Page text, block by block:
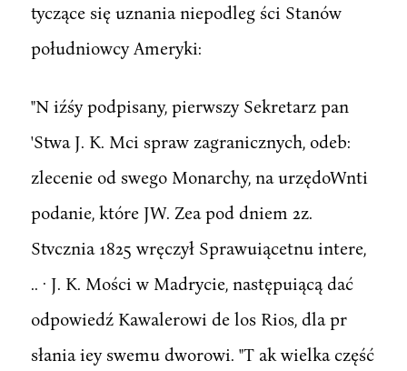
tyczące się uznania niepodleg ści Stanów
południowcy Ameryki:
"N iźśy podpisany, pierwszy Sekretarz pan
'Stwa J. K. Mci spraw zagranicznych, odeb:
zlecenie od swego Monarchy, na urzędoWnti
podanie, które JW. Zea pod dniem 2z.
Stvcznia 1825 wręczył Sprawuiącetnu intere,
.. · J. K. Mości w Madrycie, następuiącą dać
odpowiedź Kawalerowi de los Rios, dla pr
słania iey swemu dworowi. "T ak wielka część